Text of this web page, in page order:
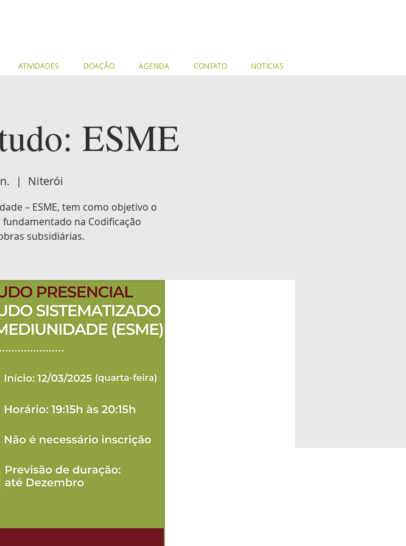
ATIVIDADES DOAÇÃO AGENDA CONTATO NOTÍCIAS
ESME
  |
Niterói
– ESME, tem como objetivo o
na Codificação
subsidiárias.